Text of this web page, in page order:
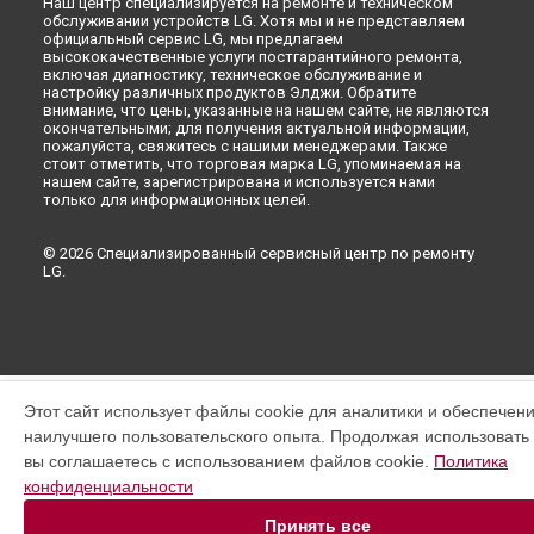
обслуживании устройств LG. Хотя мы и не представляем
официальный сервис LG, мы предлагаем
высококачественные услуги постгарантийного ремонта,
включая диагностику, техническое обслуживание и
настройку различных продуктов Элджи. Обратите
внимание, что цены, указанные на нашем сайте, не являются
окончательными; для получения актуальной информации,
пожалуйста, свяжитесь с нашими менеджерами. Также
стоит отметить, что торговая марка LG, упоминаемая на
нашем сайте, зарегистрирована и используется нами
только для информационных целей.
© 2026 Специализированный сервисный центр по ремонту
LG.
Этот сайт использует файлы cookie для аналитики и
наилучшего пользовательского опыта. Продолжая использовать
вы соглашаетесь с использованием файлов cookie. Политика
конфиденциальности
Принять все